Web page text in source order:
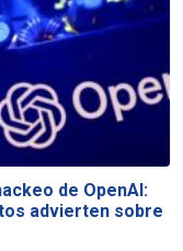
de OpenAI:
advierten sobre